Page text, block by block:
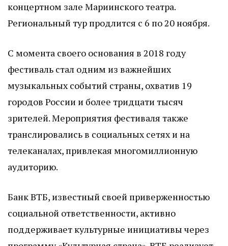
концертном зале Мариинского театра.
Региональный тур продлится с 6 по 20 ноября.
С момента своего основания в 2018 году
фестиваль стал одним из важнейших
музыкальных событий страны, охватив 19
городов России и более тридцати тысяч
зрителей. Мероприятия фестиваля также
транслировались в социальных сетях и на
телеканалах, привлекая многомиллионную
аудиторию.
Банк ВТБ, известный своей приверженностью
социальной ответственности, активно
поддерживает культурные инициативы через